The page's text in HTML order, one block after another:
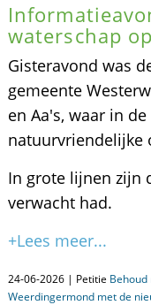
waterschap
Gisteravond was
gemeente
en Aa's, waar in
natuurvriendelijke
In grote lijnen zijn
verwacht had.
+Lees meer...
24-06-2026 | Petitie
Weerdingermond met de